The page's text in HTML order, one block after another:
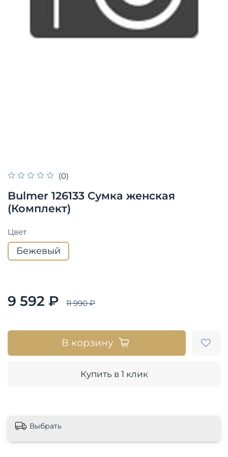
(0)
Bulmer 126133 Сумка женская
(Комплект)
Цвет
Бежевый
9 592 ₽ 11 990 ₽
В корзину
Купить в 1 клик
Выбрать